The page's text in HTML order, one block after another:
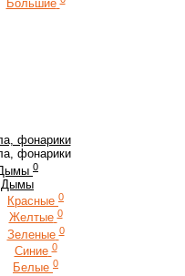
Большие
фонарики
фонарики
0
Дымы
Красные 0
Желтые 0
Зеленые 0
Синие 0
Белые 0